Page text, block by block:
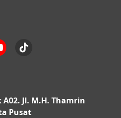
Jl. M.H. Thamrin
Pusat